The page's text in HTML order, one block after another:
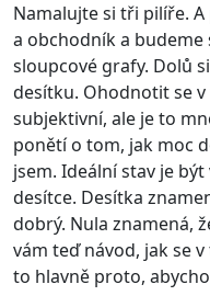
Namalujte si tři pilíře.
a obchodník a budeme
sloupcové grafy. Dolů
desítku. Ohodnotit se
subjektivní, ale je to
ponětí o tom, jak moc
jsem. Ideální stav je
desítce. Desítka
dobrý. Nula znamená,
vám teď návod, jak se
to hlavně proto,